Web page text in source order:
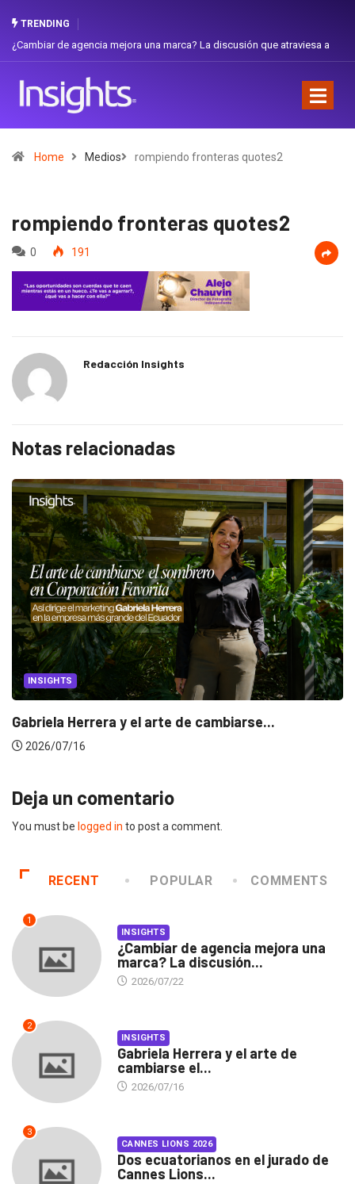
TRENDING
¿Cambiar de agencia mejora una marca? La discusión que atraviesa a
Home Medios rompiendo fronteras quotes2
rompiendo fronteras quotes2
0 191
Redacción Insights
Notas relacionadas
INSIGHTS
Gabriela Herrera y el arte de cambiarse...
2026/07/16
Deja un comentario
You must be logged in to post a comment.
RECENT POPULAR COMMENTS
1
INSIGHTS
¿Cambiar de agencia mejora una
marca? La discusión...
2026/07/22
2
INSIGHTS
Gabriela Herrera y el arte de
cambiarse el...
2026/07/16
3
CANNES LIONS 2026
Dos ecuatorianos en el jurado de
Cannes Lions...